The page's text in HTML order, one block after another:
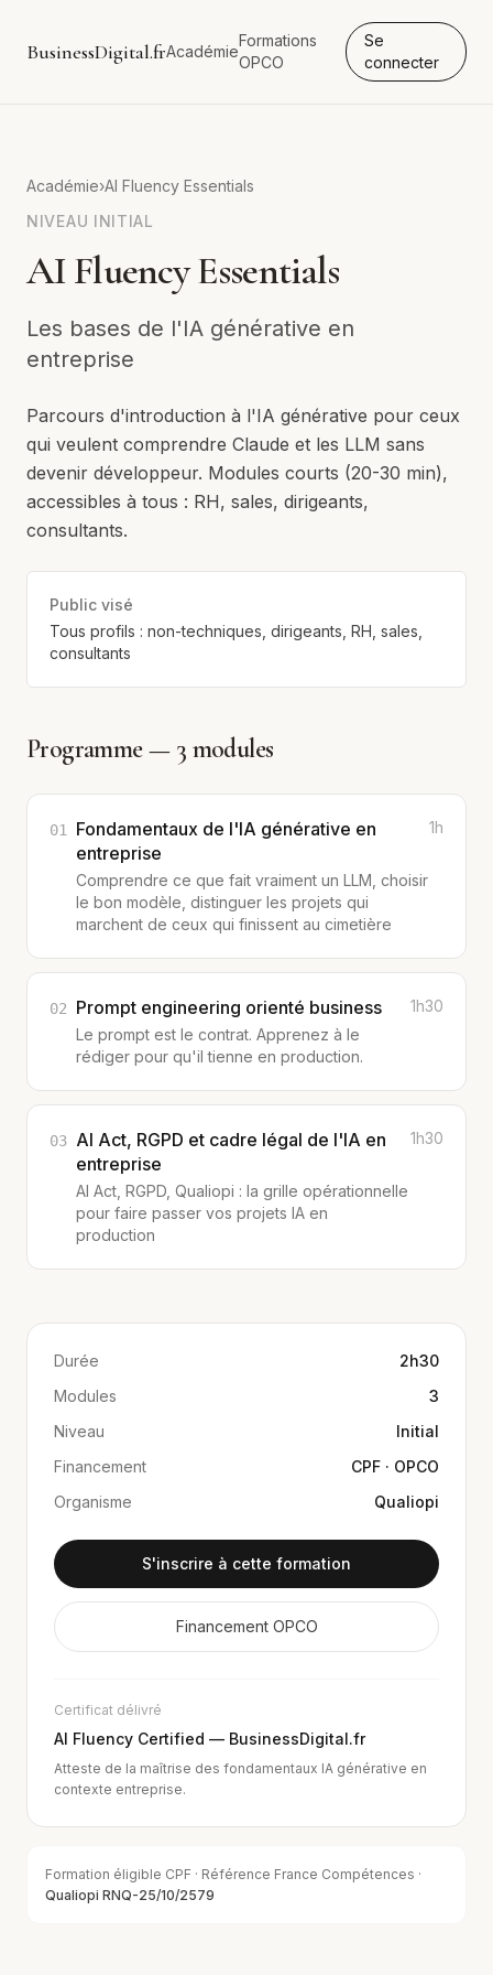
BusinessDigital.frAcadémie
Formations
OPCO
Se
connecter
Académie›AI Fluency Essentials
NIVEAU INITIAL
AI Fluency Essentials
Les bases de l'IA générative en
entreprise
Parcours d'introduction à l'IA générative pour ceux
qui veulent comprendre Claude et les LLM sans
devenir développeur. Modules courts (20-30 min),
accessibles à tous : RH, sales, dirigeants,
consultants.
Public visé
Tous profils : non-techniques, dirigeants, RH, sales,
consultants
Programme — 3 modules
01
Fondamentaux de l'IA générative en
entreprise
Comprendre ce que fait vraiment un LLM, choisir
le bon modèle, distinguer les projets qui
marchent de ceux qui finissent au cimetière
1h
02 Prompt engineering orienté business
Le prompt est le contrat. Apprenez à le
rédiger pour qu'il tienne en production.
1h30
03 AI Act, RGPD et cadre légal de l'IA en
entreprise
AI Act, RGPD, Qualiopi : la grille opérationnelle
pour faire passer vos projets IA en
production
1h30
Durée
2h30
Modules
3
Niveau
Initial
Financement
CPF · OPCO
Organisme
Qualiopi
S'inscrire à cette formation
Financement OPCO
Certificat délivré
AI Fluency Certified — BusinessDigital.fr
Atteste de la maîtrise des fondamentaux IA générative en
contexte entreprise.
Formation éligible CPF · Référence France Compétences ·
Qualiopi RNQ-25/10/2579